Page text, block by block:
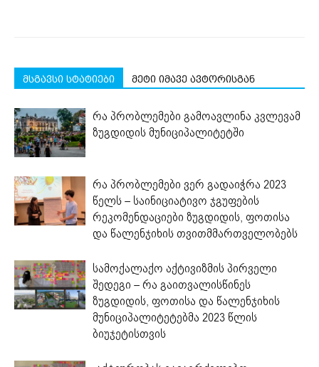
მსგავსი სტატიები მეტი იმავე ავტორისგან
რა პრობლემები გამოავლინა კვლევამ
ზუგდიდის მუნიციპალიტეტში
რა პრობლემები ვერ გადაიჭრა 2023
წელს – საინიციატივო ჯგუფების
რეკომენდაციები ზუგდიდის, ფოთისა
და წალენჯიხის თვითმმართველობებს
სამოქალაქო აქტივიზმის პირველი
შედეგი – რა გაითვალისწინეს
ზუგდიდის, ფოთისა და წალენჯიხის
მუნიციპალიტეტებმა 2023 წლის
ბიუჯეტისთვის